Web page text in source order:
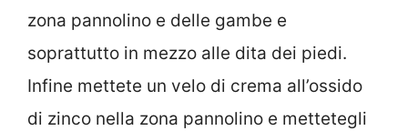
zona pannolino e delle gambe e
soprattutto in mezzo alle dita dei piedi.
Infine mettete un velo di crema all’ossido
di zinco nella zona pannolino e mettetegli